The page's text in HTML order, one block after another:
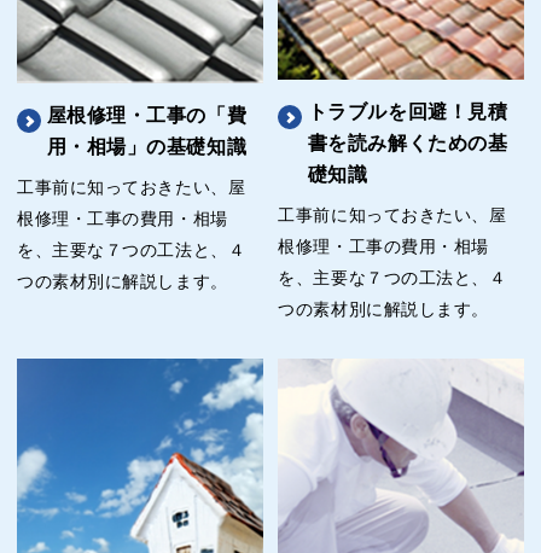
屋根修理・工事の「費
用・相場」の基礎知識
工事前に知っておきたい、屋
根修理・工事の費用・相場
を、主要な７つの工法と、４
つの素材別に解説します。
トラブルを回避！見積
書を読み解くための基
礎知識
工事前に知っておきたい、屋
根修理・工事の費用・相場
を、主要な７つの工法と、４
つの素材別に解説します。